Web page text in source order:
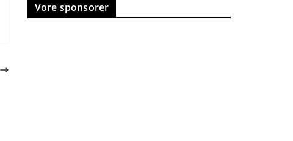
Vore sponsorer